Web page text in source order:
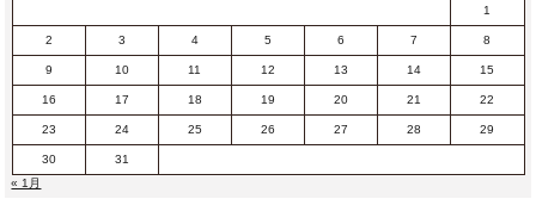
1
2 3 4 5 6 7 8
9 10 11 12 13 14 15
16 17 18 19 20 21 22
23 24 25 26 27 28 29
30
31
« 1月